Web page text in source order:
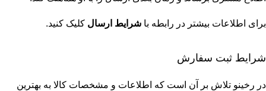
برای اطلاعات بیشتر در رابطه با شرایط ارسال کلیک کنید.
شرایط ثبت سفارش
در رخینو تلاش بر آن است که اطلاعات و مشخصات کالا به بهترین